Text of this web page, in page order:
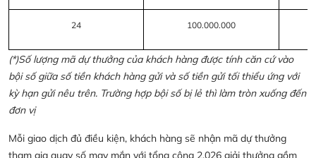
24 100.000.000
(*)Số lượng mã dự thưởng của khách hàng được tính căn cứ vào
bội số giữa số tiền khách hàng gửi và số tiền gửi tối thiểu ứng với
kỳ hạn gửi nêu trên. Trường hợp bội số bị lẻ thì làm tròn xuống đến
đơn vị
Mỗi giao dịch đủ điều kiện, khách hàng sẽ nhận mã dự thưởng
tham gia quay số may mắn với tổng cộng 2.026 giải thưởng gồm